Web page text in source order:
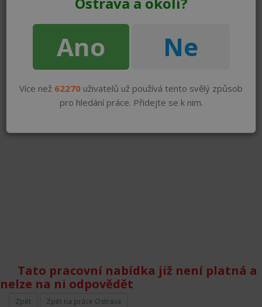
Tato pracovní nabídka již není platná a
nelze na ni odpovědět
Zpět Zpět na práce Ostrava
Ano Ne
Více než 62270 uživatelů už používá tento svělý způsob
pro hledání práce. Přidejte se k nim.